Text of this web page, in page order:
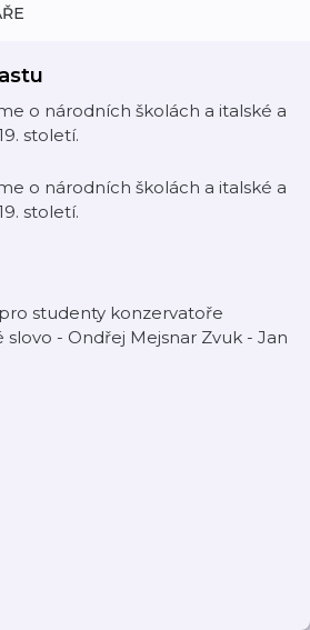
o národních školách a italské a
století.
o národních školách a italské a
století.
studenty konzervatoře
- Ondřej Mejsnar Zvuk - Jan